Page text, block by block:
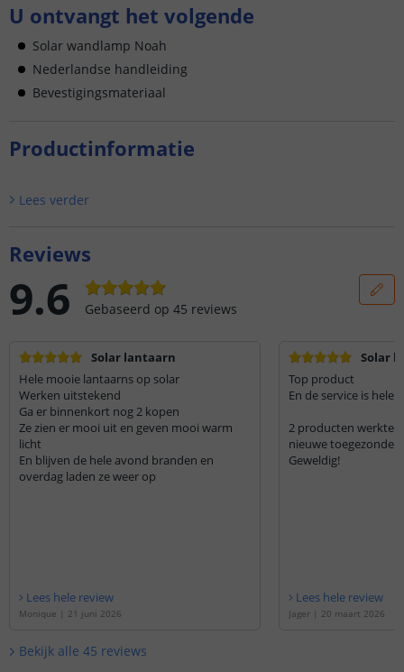
U ontvangt het volgende
Solar wandlamp Noah
Nederlandse handleiding
Bevestigingsmateriaal
Productinformatie
Lees verder
Reviews
9.6 Gebaseerd op 45 reviews
Solar lantaarn
Hele mooie lantaarns op solar
Werken uitstekend
Ga er binnenkort nog 2 kopen
Ze zien er mooi uit en geven mooi warm
licht
En blijven de hele avond branden en
overdag laden ze weer op
Lees hele review
Monique | 21 juni 2026
Solar
Top product
En de service is
2 producten
Geweldig!
Lees hele review
Jager| 20 maart 2026
Bekijk alle 45 reviews